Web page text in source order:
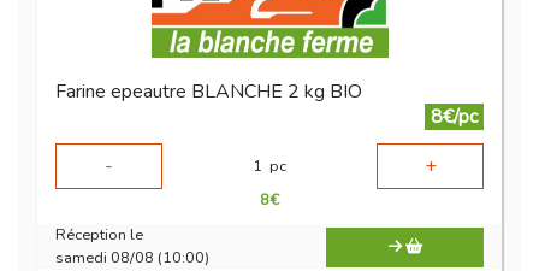
Farine epeautre BLANCHE 2 kg BIO
8€/pc
-
1 pc +
8€
Réception le
samedi 08/08 (10:00)